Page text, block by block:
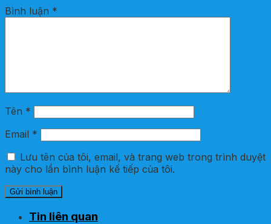
Bình luận *
Tên *
Email *
Lưu tên của tôi, email, và trang web trong trình duyệt
này cho lần bình luận kế tiếp của tôi.
Tin liên quan